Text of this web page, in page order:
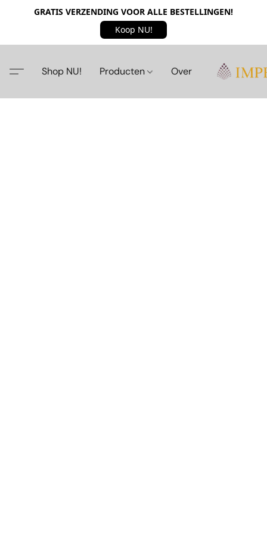
GRATIS VERZENDING VOOR ALLE BESTELLINGEN!
Koop NU!
Shop NU! Producten Over